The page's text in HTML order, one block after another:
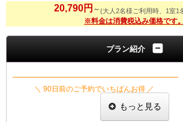
20,790円 ～(大人2名様ご利用時、1室1
※料金は消費税込み価格です。
プラン紹介
━━━━━━━━━━━━━━━━━━━━━━━
＼ 90日前のご予約でいちばんお得 ／
早期割『90』プラン
もっと見る